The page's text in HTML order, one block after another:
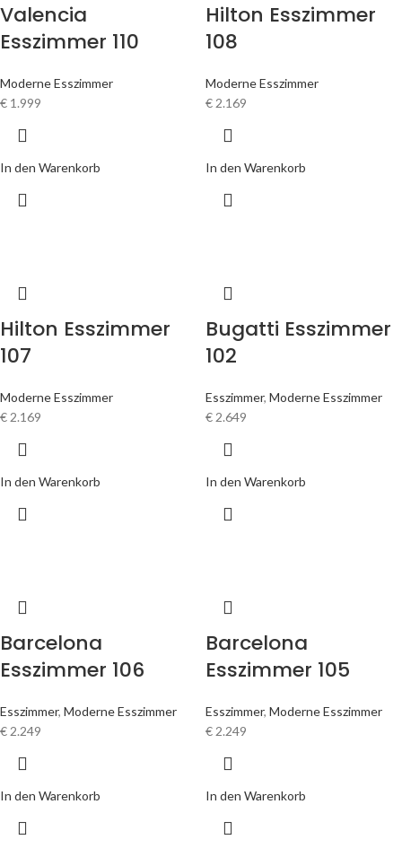
Valencia
Esszimmer 110
Moderne Esszimmer
€ 1.999
In den Warenkorb
Hilton Esszimmer
108
Moderne Esszimmer
€2.169
In den Warenkorb
Hilton Esszimmer
107
Moderne Esszimmer
€2.169
In den Warenkorb
Bugatti Esszimmer
102
Esszimmer, Moderne Esszimmer
€2.649
In den Warenkorb
Barcelona
Esszimmer 106
Esszimmer, Moderne Esszimmer
€2.249
In den Warenkorb
Barcelona
Esszimmer 105
Esszimmer, Moderne Esszimmer
€2.249
In den Warenkorb